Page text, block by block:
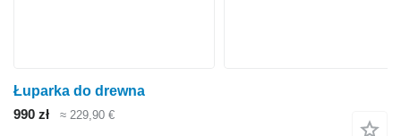
Łuparka do drewna
990 zł
≈ 229,90 €